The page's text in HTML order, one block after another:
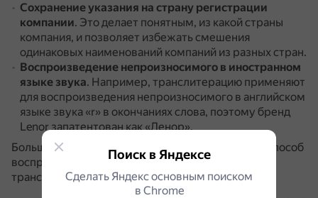
Сохранение указания на страну регистрации
компании. Это делает понятным, из какой страны
компания, и позволяет избежать смешения
одинаковых наименований компаний из разных стран.
Воспроизведение непроизносимого в иностранном
языке звука. Например, транслитерацию применяют
для воспроизведения непроизносимого в английском
языке звука «r» в окончаниях слова, поэтому бренд
Lenor запатентован как «Ленор».
Большинство компаний применяют смешанный способ
воспроизведения названия, когда используется и
транслитерация, и транскрипция.
Поиск в Яндексе
Сделать Яндекс основным поиском
в Сhrome